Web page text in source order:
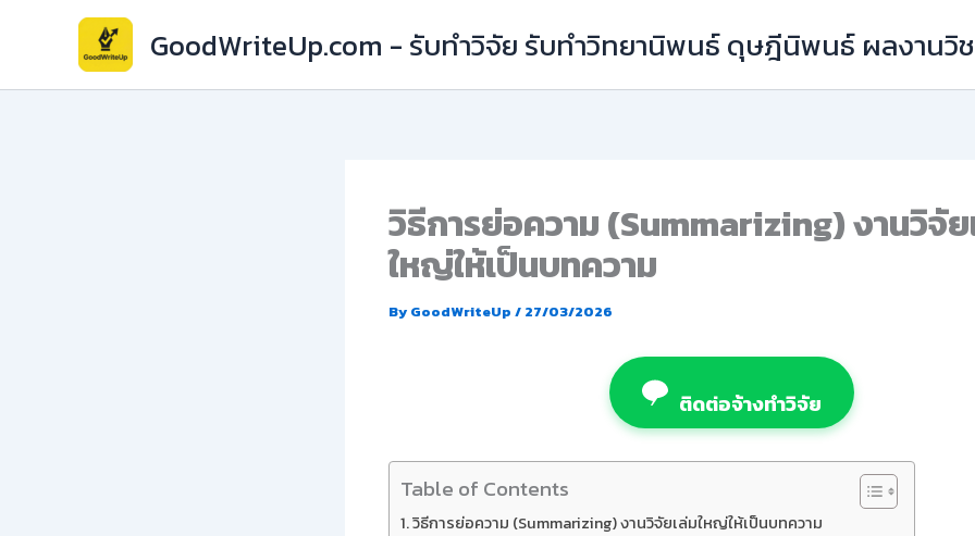
GoodWriteUp.com - รับทำวิจัย รับทำวิทยานิพนธ์ ดุษฎีนิพนธ์ ผลงานวิ
วิธีการย่อความ (Summarizing) งานวิจัย
ใหญ่ให้เป็นบทความ
By GoodWriteUp / 27/03/2026
ติดต่อจ้างทำวิจัย
Table of Contents
วิธีการย่อความ (Summarizing) งานวิจัยเล่มใหญ่ให้เป็นบทความ